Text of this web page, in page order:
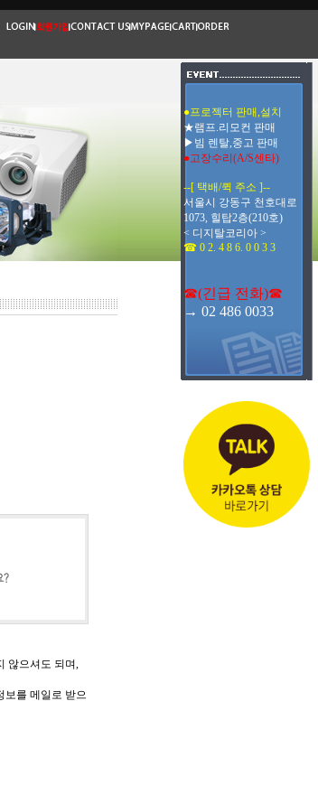
않으셔도 되며,
보를 메일로 받으
●프로젝터 판매,설치
★램프.리모컨 판매
▶빔 렌탈,중고 판매
●고장수리(A/S센타)
--[ 택배/퀵 주소 ]--
서울시 강동구 천호대로
1073, 힐탑2층(210호)
< 디지탈코리아 >
☎ 0 2. 4 8 6. 0 0 3 3
☎(긴급 전화)☎
→ 02 486 0033